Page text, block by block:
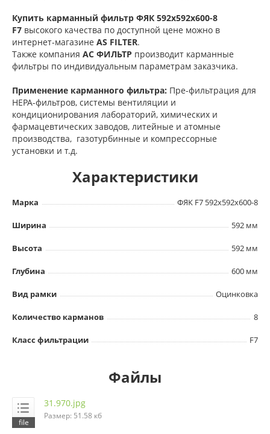
Купить карманный фильтр ФЯК 592х592х600-8
F7 высокого качества по доступной цене можно в
интернет-магазине AS FILTER.
Также компания АС ФИЛЬТР производит карманные
фильтры по индивидуальным параметрам заказчика.
Применение карманного фильтра: Пре-фильтрация для
НЕРА-фильтров, системы вентиляции и
кондиционирования лабораторий, химических и
фармацевтических заводов, литейные и атомные
производства, газотурбинные и компрессорные
установки и т.д.
Характеристики
Марка ФЯК F7 592х592х600-8
Ширина 592 мм
Высота 592 мм
Глубина 600 мм
Вид рамки Оцинковка
Количество карманов 8
Класс фильтрации F7
Файлы
31.970.jpg
Размер: 51.58 кб